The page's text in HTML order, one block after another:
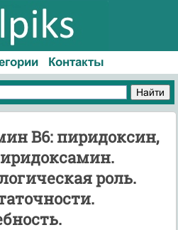
Контакты
В6: пиридоксин,
роль.